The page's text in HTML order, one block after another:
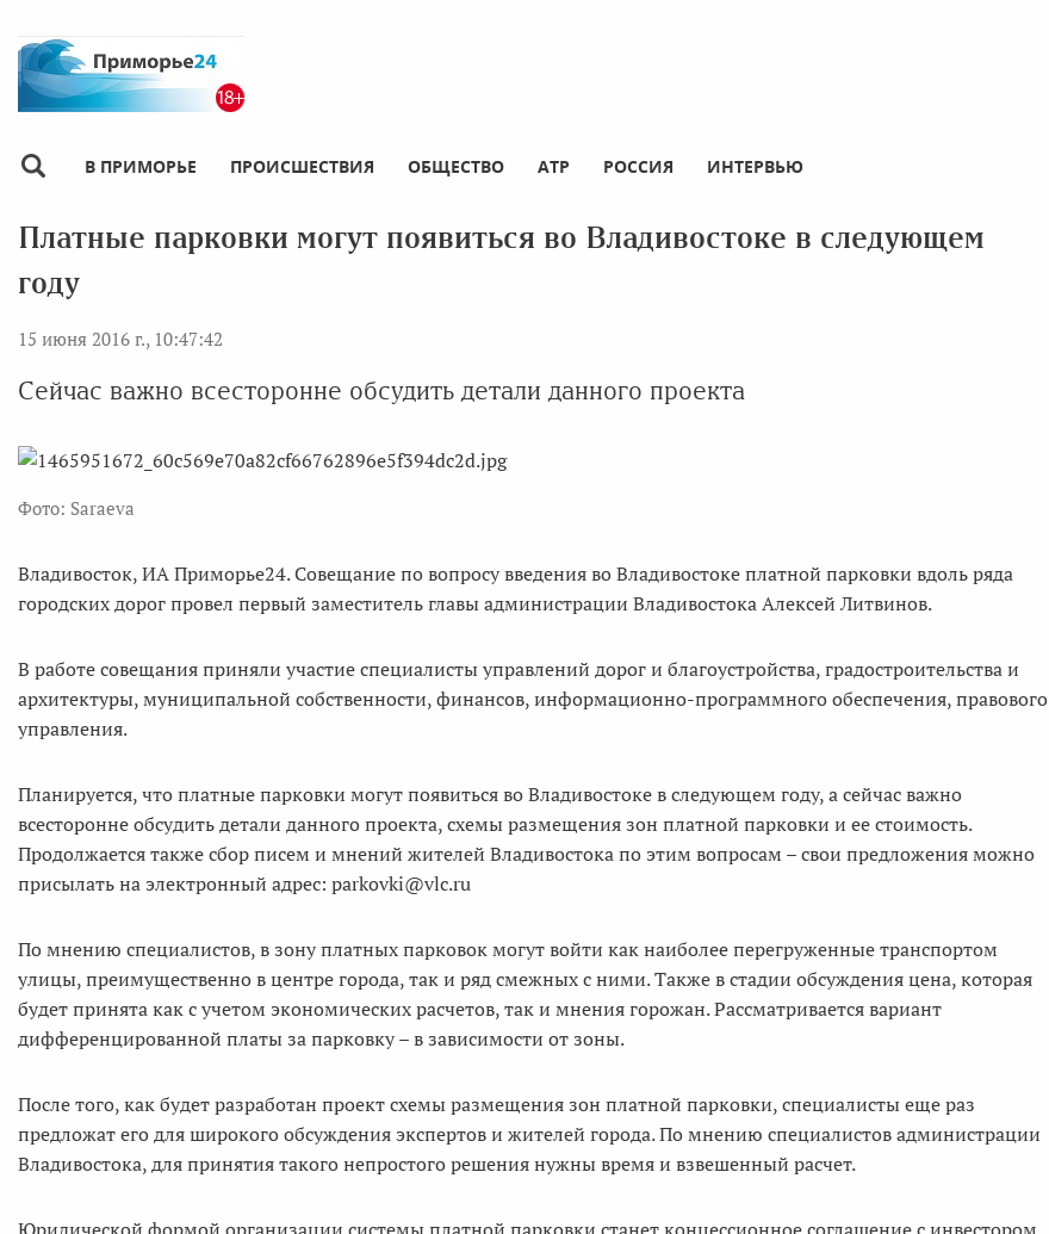
В ПРИМОРЬЕ ПРОИСШЕСТВИЯ ОБЩЕСТВО АТР РОССИЯ ИНТЕРВЬЮ
Платные парковки могут появиться во Владивостоке в следующем
году
15 июня 2016 г., 10:47:42
Сейчас важно всесторонне обсудить детали данного проекта
Фото: Saraeva
Владивосток, ИА Приморье24. Совещание по вопросу введения во Владивостоке платной парковки вдоль ряда
городских дорог провел первый заместитель главы администрации Владивостока Алексей Литвинов.
В работе совещания приняли участие специалисты управлений дорог и благоустройства, градостроительства и
архитектуры, муниципальной собственности, финансов, информационно-программного обеспечения, правового
управления.
Планируется, что платные парковки могут появиться во Владивостоке в следующем году, а сейчас важно
всесторонне обсудить детали данного проекта, схемы размещения зон платной парковки и ее стоимость.
Продолжается также сбор писем и мнений жителей Владивостока по этим вопросам – свои предложения можно
присылать на электронный адрес: parkovki@vlc.ru
По мнению специалистов, в зону платных парковок могут войти как наиболее перегруженные транспортом
улицы, преимущественно в центре города, так и ряд смежных с ними. Также в стадии обсуждения цена, которая
будет принята как с учетом экономических расчетов, так и мнения горожан. Рассматривается вариант
дифференцированной платы за парковку – в зависимости от зоны.
После того, как будет разработан проект схемы размещения зон платной парковки, специалисты еще раз
предложат его для широкого обсуждения экспертов и жителей города. По мнению специалистов администрации
Владивостока, для принятия такого непростого решения нужны время и взвешенный расчет.
Юридической формой организации системы платной парковки станет концессионное соглашение с инвестором,